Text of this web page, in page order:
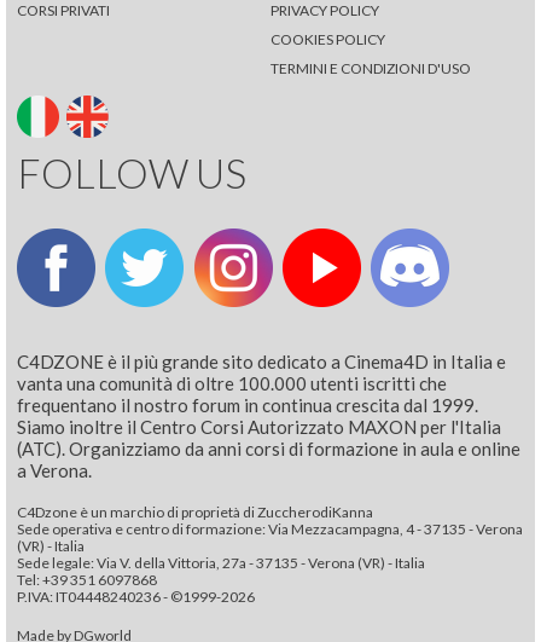
CORSI PRIVATI
PRIVACY POLICY
COOKIES POLICY
TERMINI E CONDIZIONI D'USO
FOLLOW US
C4DZONE è il più grande sito dedicato a Cinema4D in Italia e
vanta una comunità di oltre 100.000 utenti iscritti che
frequentano il nostro forum in continua crescita dal 1999.
Siamo inoltre il Centro Corsi Autorizzato MAXON per l'Italia
(ATC). Organizziamo da anni corsi di formazione in aula e online
a Verona.
C4Dzone è un marchio di proprietà di ZuccherodiKanna
Sede operativa e centro di formazione: Via Mezzacampagna, 4 - 37135 - Verona
(VR) - Italia
Sede legale: Via V. della Vittoria, 27a - 37135 - Verona (VR) - Italia
Tel: +39 351 6097868‬
P.IVA: IT04448240236 - ©1999-2026
Made by DGworld